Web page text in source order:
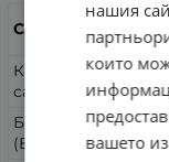
Съдържание
Калций
carbonate)-200 мг
Бетаин
(Betaine
нашия
които
вашето